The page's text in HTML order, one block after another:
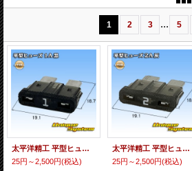
1 2 3 ... 5
太平洋精工 平型ヒューズ 1A 黒色
25円～2,500円(税込)
太平洋精工 平型ヒューズ 2A 灰色
25円～2,500円(税込)